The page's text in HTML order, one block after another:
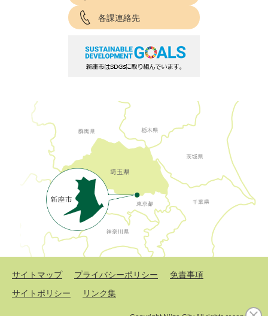
各課連絡先
サイトマップ プライバシーポリシー
免責事項
サイトポリシー
リンク集